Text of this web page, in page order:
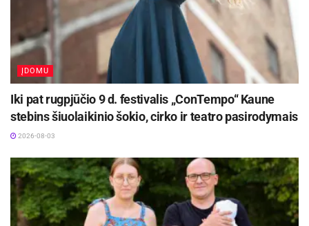
ĮDOMU
Iki pat rugpjūčio 9 d. festivalis „ConTempo“ Kaune
stebins šiuolaikinio šokio, cirko ir teatro pasirodymais
2026-08-03